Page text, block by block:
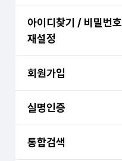
아이디찾기 / 비밀번호
재설정
회원가입
실명인증
통합검색